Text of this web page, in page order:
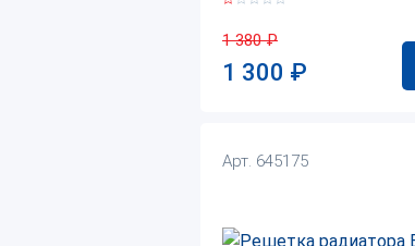
1 380₽
1 300 ₽
Арт. 645175